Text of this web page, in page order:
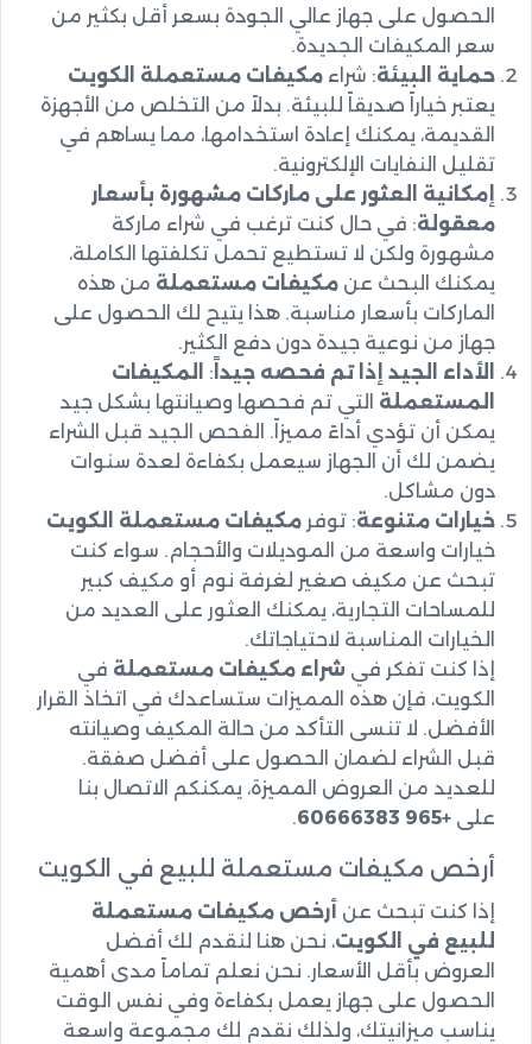
الحصول على جهاز عالي الجودة بسعر أقل بكثير من
سعر المكيفات الجديدة.
حماية البيئة: شراءمكيفات مستعملة الكويت
يعتبر خياراً صديقاً للبيئة. بدلاً من التخلص من الأجهزة
القديمة، يمكنك إعادة استخدامها، مما يساهم في
تقليل النفايات الإلكترونية.
إمكانية العثور على ماركات مشهورة بأسعار
معقولة: في حال كنت ترغب في شراء ماركة
مشهورة ولكن لا تستطيع تحمل تكلفتها الكاملة،
يمكنك البحث عن مكيفات مستعملةمن هذه
الماركات بأسعار مناسبة. هذا يتيح لك الحصول على
جهاز من نوعية جيدة دون دفع الكثير.
الأداء الجيد إذا تم فحصه جيداً:المكيفات
المستعملةالتي تم فحصها وصيانتها بشكل جيد
يمكن أن تؤدي أداءً مميزاً. الفحص الجيد قبل الشراء
يضمن لك أن الجهاز سيعمل بكفاءة لعدة سنوات
دون مشاكل.
خيارات متنوعة: توفرمكيفات مستعملة الكويت
خيارات واسعة من الموديلات والأحجام. سواء كنت
تبحث عن مكيف صغير لغرفة نوم أو مكيف كبير
للمساحات التجارية، يمكنك العثور على العديد من
الخيارات المناسبة لاحتياجاتك.
إذا كنت تفكر في شراء مكيفات مستعملةفي
الكويت، فإن هذه المميزات ستساعدك في اتخاذ القرار
الأفضل. لا تنسى التأكد من حالة المكيف وصيانته
قبل الشراء لضمان الحصول على أفضل صفقة.
للعديد من العروض المميزة، يمكنكم الاتصال بنا
على+965 60666383
.
أرخص مكيفات مستعملة للبيع في الكويت
إذا كنت تبحث عن أرخص مكيفات مستعملة
للبيع في الكويت، نحن هنا لنقدم لك أفضل
العروض بأقل الأسعار. نحن نعلم تماماً مدى أهمية
الحصول على جهاز يعمل بكفاءة وفي نفس الوقت
يناسب ميزانيتك، ولذلك نقدم لك مجموعة واسعة